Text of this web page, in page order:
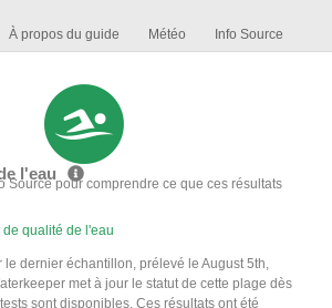
À propos du guide Météo Info Source
l'eau
Source pour comprendre ce que ces résultats
qualité de l'eau
le dernier échantillon, prélevé le August 5th,
met à jour le statut de cette plage dès
sont disponibles. Ces résultats ont été